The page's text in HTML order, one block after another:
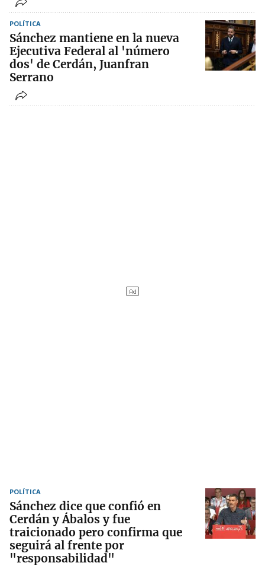
POLÍTICA
Sánchez mantiene en la nueva
Ejecutiva Federal al 'número
dos' de Cerdán, Juanfran
Serrano
POLÍTICA
Sánchez dice que confió en
Cerdán y Ábalos y fue
traicionado pero confirma que
seguirá al frente por
"responsabilidad"